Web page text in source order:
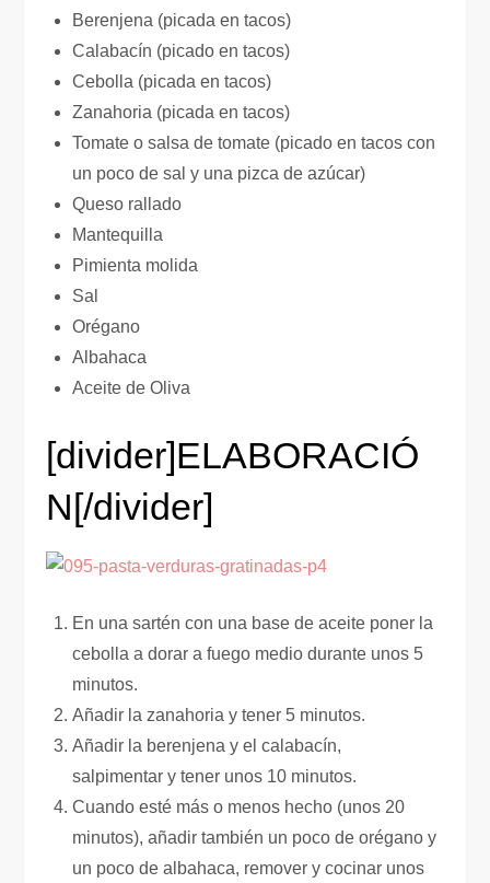
Berenjena (picada en tacos)
Calabacín (picado en tacos)
Cebolla (picada en tacos)
Zanahoria (picada en tacos)
Tomate o salsa de tomate (picado en tacos con
un poco de sal y una pizca de azúcar)
Queso rallado
Mantequilla
Pimienta molida
Sal
Orégano
Albahaca
Aceite de Oliva
[divider]ELABORACIÓ
N[/divider]
En una sartén con una base de aceite poner la
cebolla a dorar a fuego medio durante unos 5
minutos.
Añadir la zanahoria y tener 5 minutos.
Añadir la berenjena y el calabacín,
salpimentar y tener unos 10 minutos.
Cuando esté más o menos hecho (unos 20
minutos), añadir también un poco de orégano y
un poco de albahaca, remover y cocinar unos